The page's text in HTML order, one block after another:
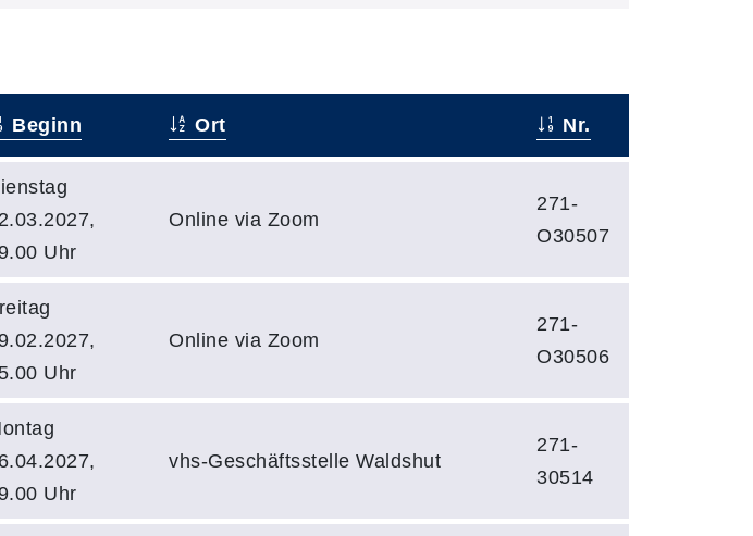
Beginn Ort Nr.
Uhr
Online via Zoom
271-
O30507
Uhr
Online via Zoom
271-
O30506
Uhr
vhs-Geschäftsstelle Waldshut
271-
30514